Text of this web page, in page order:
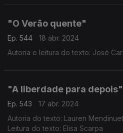
"O Verão quente"
Ep. 544
18 abr. 2024
Autoria e leitura do texto: José
"A liberdade para
Ep. 543
17 abr. 2024
Autoria do texto: Lauren
Leitura do texto: Elisa Scarpa